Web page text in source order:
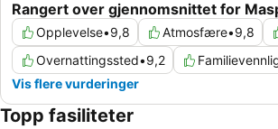
Rangert over gjennomsnittet for
Opplevelse•9,8 Atmosfære•9,8
Overnattingssted•9,2
Vis flere vurderinger
Topp fasiliteter